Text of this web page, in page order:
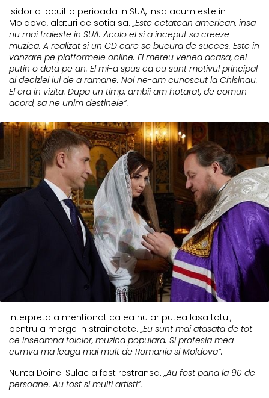
Isidor a locuit o perioada in SUA, insa acum este in
Moldova, alaturi de sotia sa.„Este cetatean american, insa
nu mai traieste in SUA. Acolo el si a inceput sa creeze
muzica. A realizat si un CD care se bucura de succes. Este in
vanzare pe platformele online. El mereu venea acasa, cel
putin o data pe an. El mi-a spus ca eu sunt motivul principal
al deciziei lui de a ramane. Noi ne-am cunoscut la Chisinau.
El era in vizita. Dupa un timp, ambii am hotarat, de comun
acord, sa ne unim destinele”.
Interpreta a mentionat ca ea nu ar putea lasa totul,
pentru a merge in strainatate. „Eu sunt mai atasata de tot
ce inseamna folclor, muzica populara. Si profesia mea
cumva ma leaga mai mult de Romania si Moldova”.
Nunta Doinei Sulac a fost restransa. „Au fost pana la 90 de
persoane. Au fost si multi artisti”.